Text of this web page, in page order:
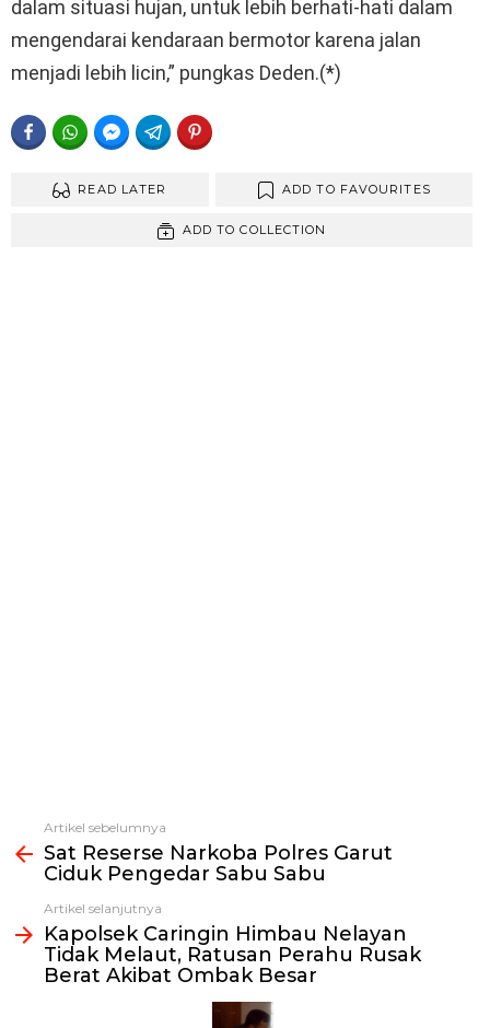
dalam situasi hujan, untuk lebih berhati-hati dalam
mengendarai kendaraan bermotor karena jalan
menjadi lebih licin,” pungkas Deden.(*)
FACEBOOKWHATSAPPFACEBOOK MESSENGER
TELEGRAM
READ LATER ADD TO FAVOURITES
ADD TO COLLECTION
Lihat
selengkapnya
Artikel sebelumnya
Sat Reserse Narkoba Polres Garut
Ciduk Pengedar Sabu Sabu
Artikel selanjutnya
Kapolsek Caringin Himbau Nelayan
Tidak Melaut, Ratusan Perahu Rusak
Berat Akibat Ombak Besar